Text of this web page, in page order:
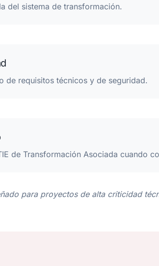
del sistema de transformación.
de requisitos técnicos y de seguridad.
de Transformación Asociada cuando
para proyectos de alta criticidad